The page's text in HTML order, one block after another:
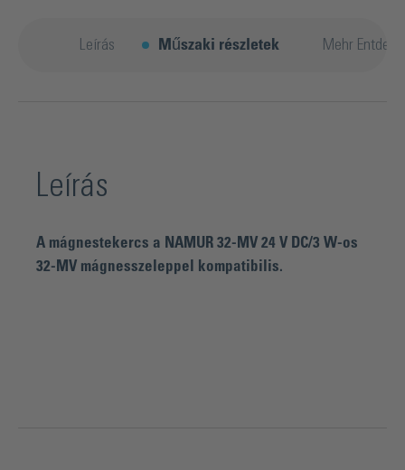
Leírás Műszaki részletek Mehr
Leírás
A mágnestekercs a NAMUR 32-MV 24 V DC/3 W-os
32-MV mágnesszeleppel kompatibilis.